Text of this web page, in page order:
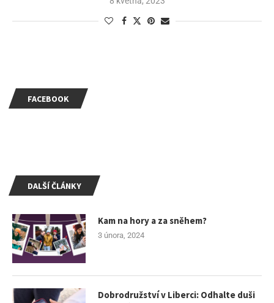
DALŠÍ ČLÁNKY
Kam na hory a za sněhem?
3 února, 2024
Dobrodružství v Liberci: Odhalte duši
FACEBOOK